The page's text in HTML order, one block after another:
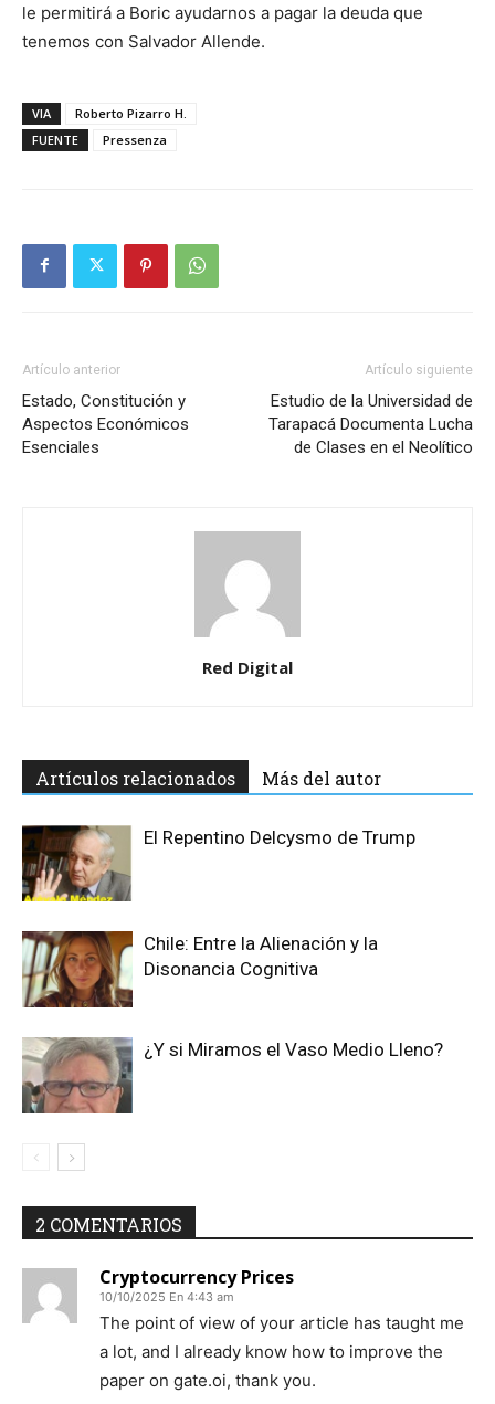
le permitirá a Boric ayudarnos a pagar la deuda que
tenemos con Salvador Allende.
VIA
Roberto Pizarro H.
FUENTE
Pressenza
Artículo anterior
Estado, Constitución y
Aspectos Económicos
Esenciales
Artículo siguiente
Estudio de la Universidad de
Tarapacá Documenta Lucha
de Clases en el Neolítico
Red Digital
Artículos relacionados Más del autor
El Repentino Delcysmo de Trump
Chile: Entre la Alienación y la
Disonancia Cognitiva
¿Y si Miramos el Vaso Medio Lleno?
2 COMENTARIOS
Cryptocurrency Prices
10/10/2025 En 4:43 am
The point of view of your article has taught me
a lot, and I already know how to improve the
paper on gate.oi, thank you.